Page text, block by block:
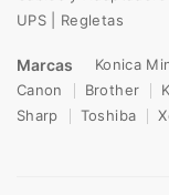
UPS | Regletas
Marcas Konica
Canon
Brother
Sharp
Toshiba